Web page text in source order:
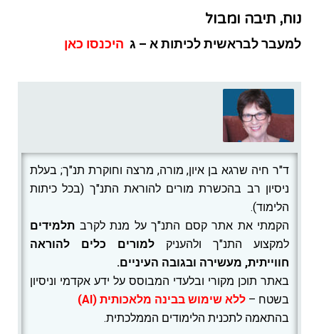
נוח, תיבה ומבול
למעבר לבראשית לכיתות א – ג היכנסו כאן
ד"ר חיה שרגא בן איון, מורה, מרצה וחוקרת תנ"ך; בעלת
ניסיון רב בהכשרת מורים להוראת התנ"ך (בכל כיתות
הלימוד).
הקמתי את אתר קסם התנ"ך על מנת לקרב תלמידים
למקצוע התנ"ך ולהעניק למורים
כלים להוראה
חווייתית, מעשירה ובגובה העיניים.
באתר תוכן מקורי ובלעדי המבוסס על ידע אקדמי וניסיון
בשטח – ללא שימוש בבינה מלאכותית (AI)
בהתאמה לתכנית הלימודים הממלכתית.